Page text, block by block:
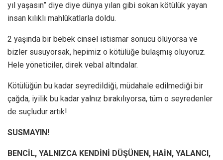
yıl yaşasın” diye diye dünya yılan gibi sokan kötülük yayan
insan kılıklı mahlûkatlarla doldu.
2 yaşında bir bebek cinsel istismar sonucu ölüyorsa ve
bizler susuyorsak, hepimiz o kötülüğe bulaşmış oluyoruz.
Hele yöneticiler, direk vebal altındalar.
Kötülüğün bu kadar seyredildiği, müdahale edilmediği bir
çağda, iyilik bu kadar yalnız bırakılıyorsa, tüm o seyredenler
de suçludur artık!
SUSMAYIN!
BENCİL, YALNIZCA KENDİNİ DÜŞÜNEN, HAİN, YALANCI,